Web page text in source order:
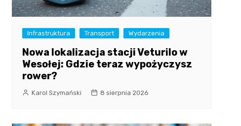
Infrastruktura Transport Wydarzenia
Nowa lokalizacja stacji Veturilo w
Wesołej: Gdzie teraz wypożyczysz
rower?
Karol Szymański 8 sierpnia 2026